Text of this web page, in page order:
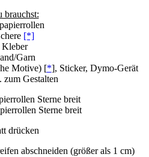
brauchst:
[*]
Kleber
Garn
Motive) [*], Sticker, Dymo-Gerät
zum Gestalten
drücken
abschneiden (größer als 1 cm)